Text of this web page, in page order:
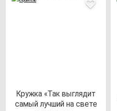
Круж­ка «Так выг­ля­дит
са­мый луч­ший на све­те